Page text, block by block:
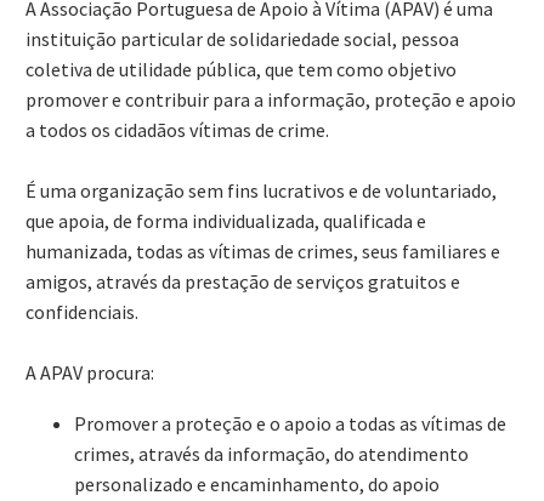
A Associação Portuguesa de Apoio à Vítima (APAV) é uma
instituição particular de solidariedade social, pessoa
coletiva de utilidade pública, que tem como objetivo
promover e contribuir para a informação, proteção e apoio
a todos os cidadãos vítimas de crime.
É uma organização sem fins lucrativos e de voluntariado,
que apoia, de forma individualizada, qualificada e
humanizada, todas as vítimas de crimes, seus familiares e
amigos, através da prestação de serviços gratuitos e
confidenciais.
A APAV procura:
Promover a proteção e o apoio a todas as vítimas de
crimes, através da informação, do atendimento
personalizado e encaminhamento, do apoio